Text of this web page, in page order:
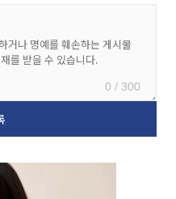
0 / 300